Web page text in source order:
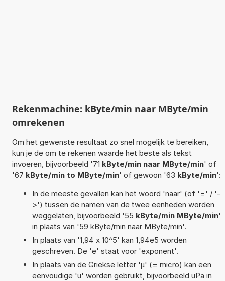
Rekenmachine: kByte/min naar MByte/min
omrekenen
Om het gewenste resultaat zo snel mogelijk te bereiken,
kun je de om te rekenen waarde het beste als tekst
invoeren, bijvoorbeeld '71 kByte/min naar MByte/min' of
'67 kByte/min to MByte/min' of gewoon '63 kByte/min':
In de meeste gevallen kan het woord 'naar' (of '=' / '-
>') tussen de namen van de twee eenheden worden
weggelaten, bijvoorbeeld '55 kByte/min MByte/min'
in plaats van '59 kByte/min naar MByte/min'.
In plaats van '1,94 x 10^5' kan 1,94e5 worden
geschreven. De 'e' staat voor 'exponent'.
In plaats van de Griekse letter 'µ' (= micro) kan een
eenvoudige 'u' worden gebruikt, bijvoorbeeld uPa in